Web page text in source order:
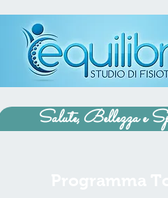
Salute, Bellezza e